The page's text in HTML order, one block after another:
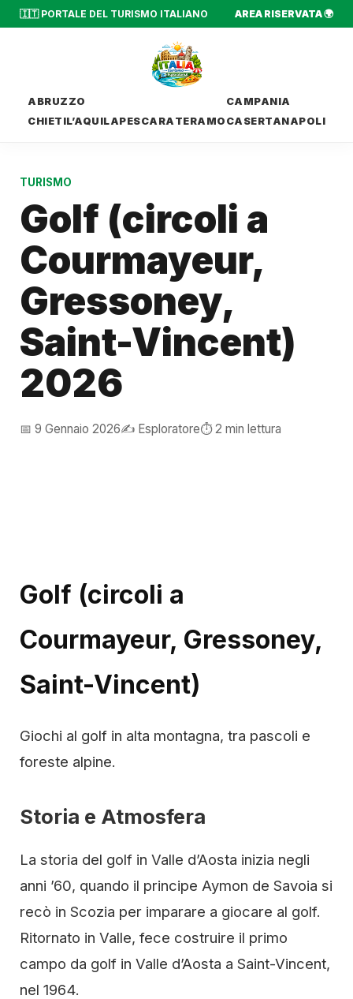
🇮🇹 PORTALE DEL TURISMO ITALIANO AREA RISERVATA 🌍
ABRUZZO
CHIETIL’AQUILAPESCARA TERAMO
CAMPANIA
CASERTANAPOLI
TURISMO
Golf (circoli a
Courmayeur,
Gressoney,
Saint-Vincent)
2026
📅 9 Gennaio 2026✍️ Esploratore⏱️ 2 min lettura
Golf (circoli a
Courmayeur, Gressoney,
Saint-Vincent)
Giochi al golf in alta montagna, tra pascoli e
foreste alpine.
Storia e Atmosfera
La storia del golf in Valle d’Aosta inizia negli
anni ’60, quando il principe Aymon de Savoia si
recò in Scozia per imparare a giocare al golf.
Ritornato in Valle, fece costruire il primo
campo da golf in Valle d’Aosta a Saint-Vincent,
nel 1964.